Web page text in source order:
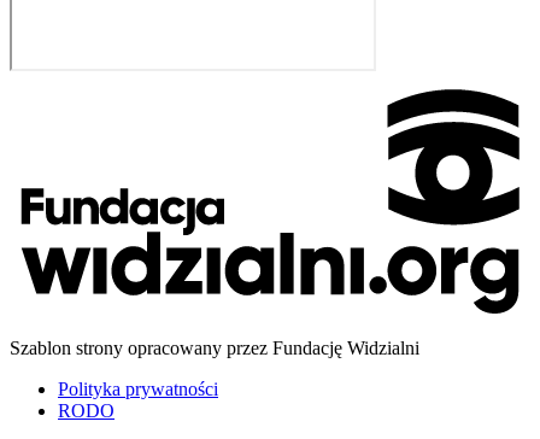
Szablon strony opracowany przez Fundację Widzialni
Polityka prywatności
RODO